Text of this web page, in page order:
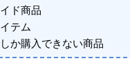
ド商品
テム
か購入できない商品